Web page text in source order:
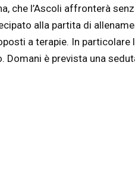
che l’Ascoli affronterà
alla partita di
a terapie. In particolare
Domani è prevista una